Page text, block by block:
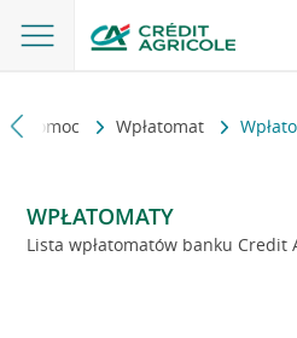
i pomoc Wpłatomat
WPŁATOMATY
Lista wpłatomatów banku Credit